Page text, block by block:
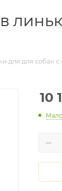
для для собак
10
Мало